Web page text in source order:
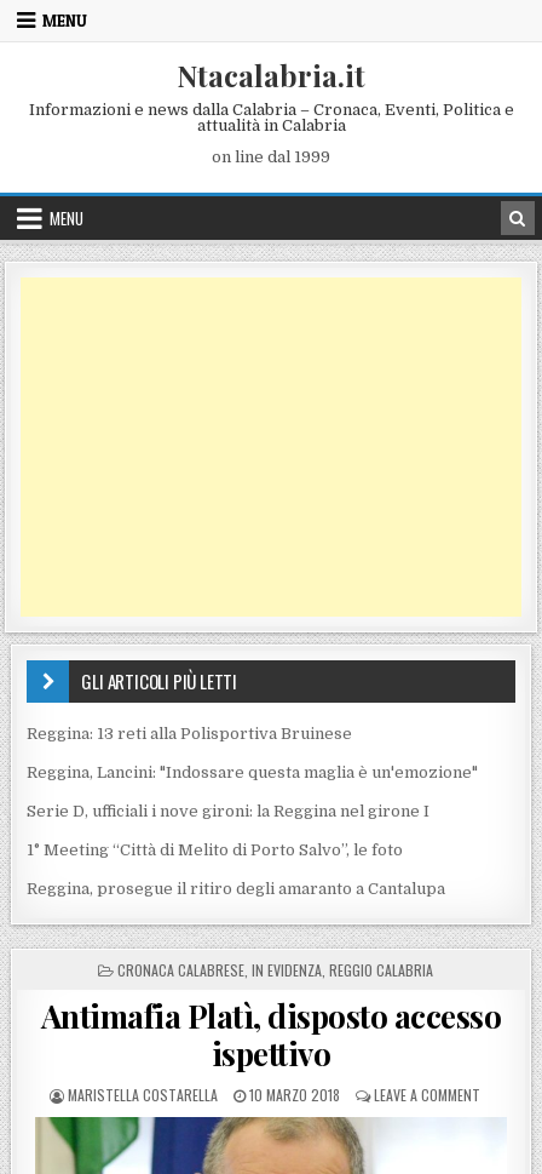
Skip to content
MENU
Ntacalabria.it
Informazioni e news dalla Calabria – Cronaca, Eventi, Politica e
attualità in Calabria
on line dal 1999
MENU
GLI ARTICOLI PIÙ LETTI
Reggina: 13 reti alla Polisportiva Bruinese
Reggina, Lancini: "Indossare questa maglia è un'emozione"
Serie D, ufficiali i nove gironi: la Reggina nel girone I
1° Meeting “Città di Melito di Porto Salvo”, le foto
Reggina, prosegue il ritiro degli amaranto a Cantalupa
POSTED IN
CRONACA CALABRESE, IN EVIDENZA, REGGIO CALABRIA
Antimafia Platì, disposto accesso
ispettivo
POSTED BY
MARISTELLA COSTARELLA POSTED ON
10 MARZO 2018 LEAVE A COMMENT ON